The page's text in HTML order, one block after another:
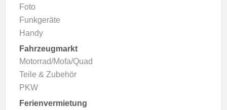
Foto
Funkgeräte
Handy
Fahrzeugmarkt
Motorrad/Mofa/Quad
Teile & Zubehör
PKW
Ferienvermietung